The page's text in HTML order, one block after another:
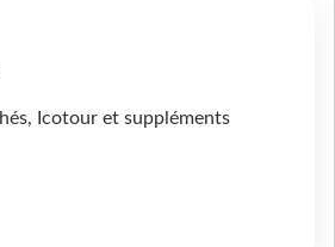
Icotour et suppléments